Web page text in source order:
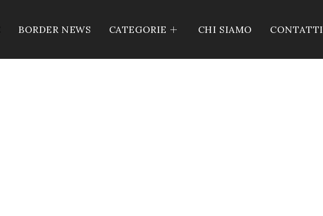
BORDER NEWS CATEGORIE CHI SIAMO CONTATTI